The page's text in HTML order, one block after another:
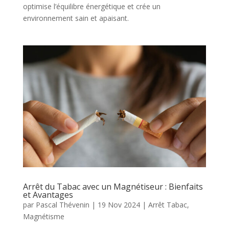
optimise l’équilibre énergétique et crée un
environnement sain et apaisant.
Arrêt du Tabac avec un Magnétiseur : Bienfaits
et Avantages
par Pascal Thévenin | 19 Nov 2024| Arrêt Tabac,
Magnétisme